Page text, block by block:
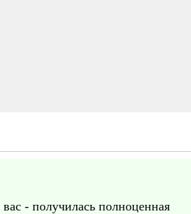
- получилась полноценная